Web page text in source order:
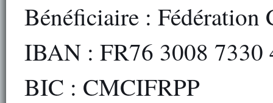
Bénéficiaire : Fédération
IBAN : FR76 3008 7330
BIC : CMCIFRPP